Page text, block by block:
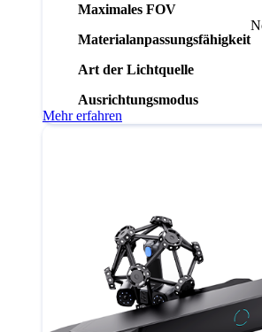
Maximales FOV
Materialanpassungsfähigkeit
Art der Lichtquelle
Ausrichtungsmodus
Mehr erfahren